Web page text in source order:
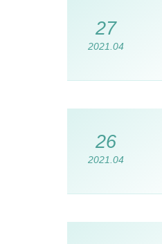
27
2021.04
26
2021.04